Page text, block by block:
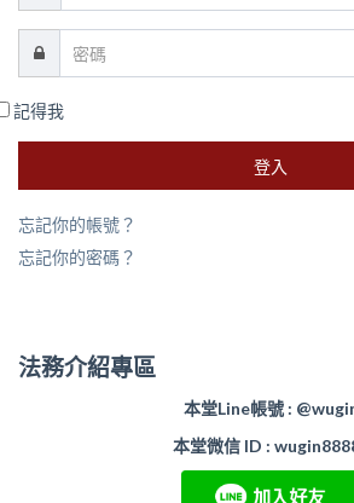
記得我
登入
忘記你的帳號？
忘記你的密碼？
法務介紹專區
本堂Line帳號 :
本堂微信 ID :